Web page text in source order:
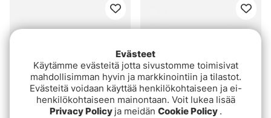
3 for 2
Evästeet
Käytämme evästeitä jotta sivustomme toimisivat
mahdollisimman hyvin ja markkinointiin ja tilastot.
Evästeitä voidaan käyttää henkilökohtaiseen ja ei-
henkilökohtaiseen mainontaan. Voit lukea lisää
Privacy Policy ja meidän Cookie Policy .